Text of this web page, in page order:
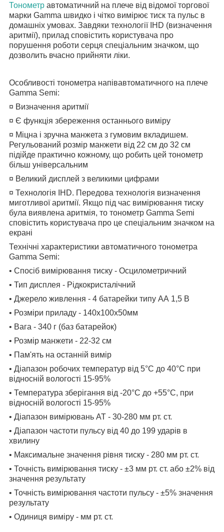
Тонометр автоматичний на плече від відомої торгової
марки Gamma швидко і чітко вимірює тиск та пульс в
домашніх умовах. Завдяки технології IHD (визначення
аритмії), прилад сповістить користувача про
порушення роботи серця спеціальним значком, що
дозволить вчасно прийняти ліки.
Особливості тонометра напівавтоматичного на плече
Gamma Semi:
¤ Визначення аритмії
¤ Є функція збереження останнього виміру
¤ Міцна і зручна манжета з гумовим вкладишем.
Регульований розмір манжети від 22 см до 32 см
підійде практично кожному, що робить цей тонометр
більш універсальним
¤ Великий дисплей з великими цифрами
¤ Технологія IHD. Передова технологія визначення
миготливої аритмії. Якщо під час вимірювання тиску
була виявлена аритмія, то тонометр Gamma Semi
сповістить користувача про це спеціальним значком на
екрані
Технічні характеристики автоматичного тонометра
Gamma Semi:
• Спосіб вимірювання тиску - Осцилометричний
• Тип дисплея - Рідкокристалічний
• Джерело живлення - 4 батарейки типу АА 1,5 В
• Розміри приладу - 140х100х50мм
• Вага - 340 г (баз батарейок)
• Розмір манжети - 22-32 см
• Пам'ять на останній вимір
• Діапазон робочих температур від 5°C до 40°C при
відносній вологості 15-95%
• Температура зберігання від -20°С до +55°С, при
відносній вологості 15-95%
• Діапазон вимірювань АТ - 30-280 мм рт. ст.
• Діапазон частоти пульсу від 40 до 199 ударів в
хвилину
• Максимальне значення рівня тиску - 280 мм рт. ст.
• Точність вимірювання тиску - ±3 мм рт. ст. або ±2% від
значення результату
• Точність вимірювання частоти пульсу - ±5% значення
результату
• Одиниця виміру - мм рт. ст.